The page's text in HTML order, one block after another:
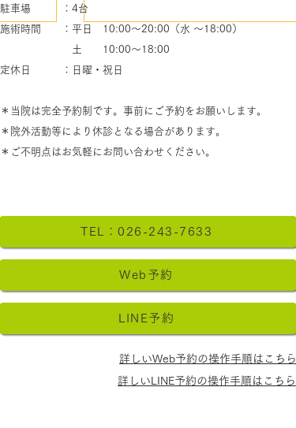
駐車場 ：4台
施術時間 ：平日 10:00～20:00（水 ～18:00）
​ 土 10:00～18:00
定休日 ：日曜・祝日
＊当院は完全予約制です。事前にご予約をお願いします。
​＊院外活動等により休診となる場合があります。
​＊ご不明点はお気軽にお問い合わせください。​
TEL：026-243-7633
Web予約
LINE予約
詳しいWeb予約の操作手順はこちら
詳しいLINE予約の操作手順はこちら